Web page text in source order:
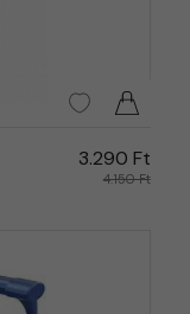
3.290 Ft
4.150 Ft